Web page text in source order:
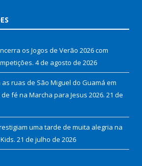
os Jogos de Verão 2026 com
4 de agosto de 2026
ruas de São Miguel do Guamá em
fé na Marcha para Jesus 2026. 21 de
uma tarde de muita alegria na
21 de julho de 2026